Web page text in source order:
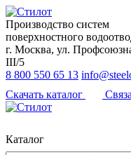
Производство систем
поверхностного
г. Москва, ул.
III/5
8 800 550 65 13
Скачать каталог
Каталог